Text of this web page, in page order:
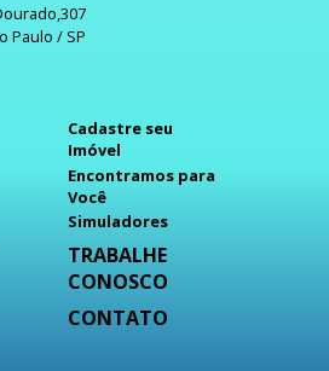
Paulo / SP
Cadastre seu
Imóvel
Encontramos para
Você
Simuladores
TRABALHE
CONOSCO
CONTATO